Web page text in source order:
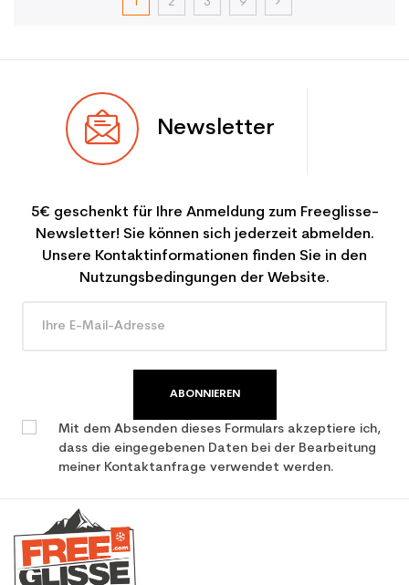
Newsletter
5€ geschenkt für Ihre Anmeldung zum Freeglisse-
Newsletter! Sie können sich jederzeit abmelden.
Unsere Kontaktinformationen finden Sie in den
Nutzungsbedingungen der Website.
ABONNIEREN
Mit dem Absenden dieses Formulars akzeptiere ich,
dass die eingegebenen Daten bei der Bearbeitung
meiner Kontaktanfrage verwendet werden.